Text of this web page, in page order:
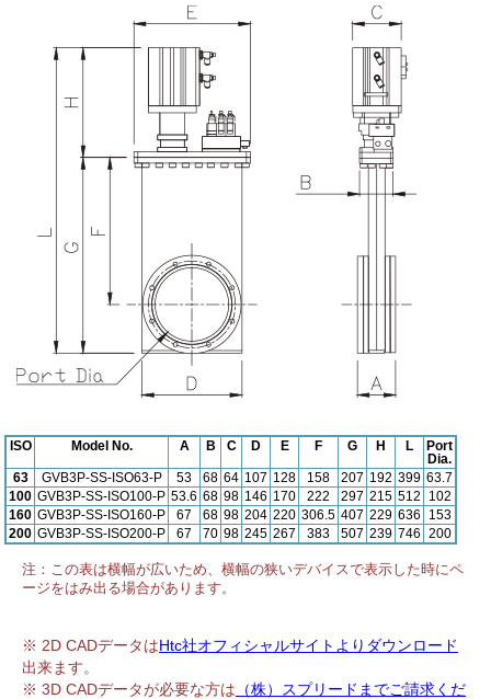
ISO Model No. A B C D E F G H L
Port
Dia.
63
GVB3P-SS-ISO63-P 53 68 64 107 128 158 207 192 399 63.7
100 GVB3P-SS-ISO100-P 53.6 68 98 146 170 222 297 215 512
102
160 GVB3P-SS-ISO160-P 67 68 98 204 220 306.5 407 229 636
153
200 GVB3P-SS-ISO200-P 67 70 98 245 267 383 507 239 746 200
注：この表は横幅が広いため、横幅の狭いデバイスで表示した時にペ
ージをはみ出る場合があります。
※ 2D CADデータはHtc社オフィシャルサイトよりダウンロード
出来ます。
※ 3D CADデータが必要な方は （株）スプリードまでご請求くだ